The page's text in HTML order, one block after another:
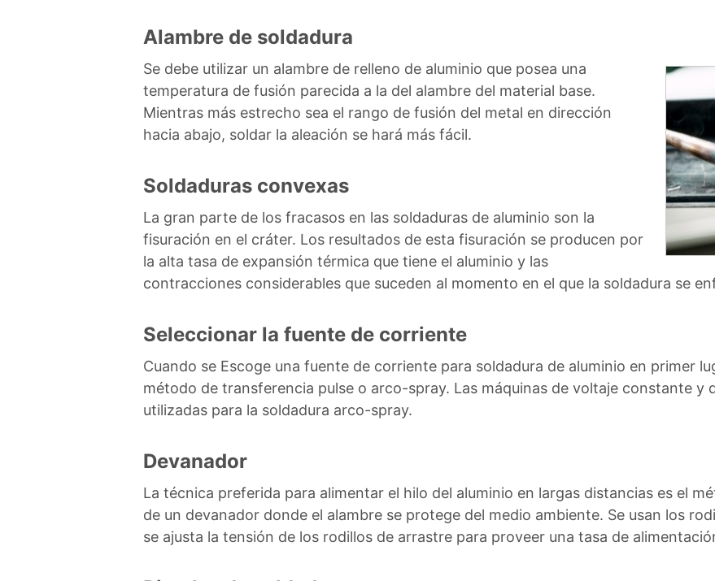
Alambre de soldadura
Se debe utilizar un alambre de relleno de aluminio que posea una
temperatura de fusión parecida a la del alambre del material base.
Mientras más estrecho sea el rango de fusión del metal en dirección
hacia abajo, soldar la aleación se hará más fácil.
Soldaduras convexas
La gran parte de los fracasos en las soldaduras de aluminio son la
fisuración en el cráter. Los resultados de esta fisuración se producen por
la alta tasa de expansión térmica que tiene el aluminio y las
contracciones considerables que suceden al momento en el que la soldadura se
Seleccionar la fuente de corriente
Cuando se Escoge una fuente de corriente para soldadura de aluminio en primer
método de transferencia pulse o arco-spray. Las máquinas de voltaje constante y
utilizadas para la soldadura arco-spray.
Devanador
La técnica preferida para alimentar el hilo del aluminio en largas distancias es el
de un devanador donde el alambre se protege del medio ambiente. Se usan los
se ajusta la tensión de los rodillos de arrastre para proveer una tasa de